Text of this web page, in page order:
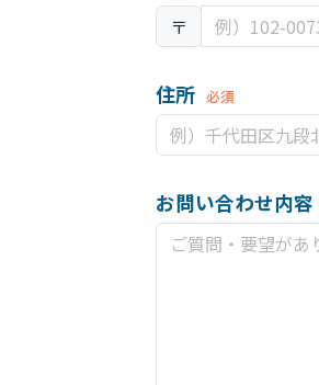
〒
住所 必須
お問い合わせ内容